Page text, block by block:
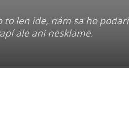
len ide, nám sa ho
ale ani nesklame.